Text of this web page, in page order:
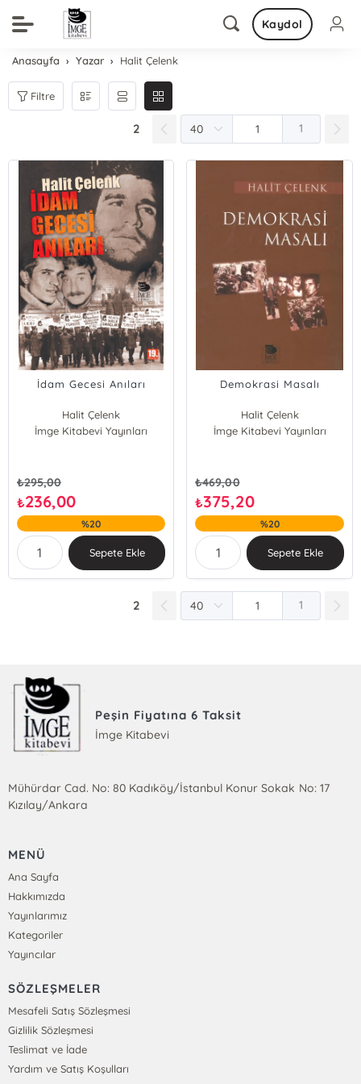
Kaydol
Anasayfa Yazar Halit Çelenk
Filtre
2 1
İdam Gecesi Anıları
Halit Çelenk
İmge Kitabevi Yayınları
₺295,00
₺236,00
%20
Sepete Ekle
Demokrasi Masalı
Halit Çelenk
İmge Kitabevi Yayınları
₺469,00
₺375,20
%20
Sepete Ekle
2 1
Peşin Fiyatına 6 Taksit
İmge Kitabevi
Mühürdar Cad. No: 80 Kadıköy/İstanbul Konur Sokak No: 17
Kızılay/Ankara
MENÜ
Ana Sayfa
Hakkımızda
Yayınlarımız
Kategoriler
Yayıncılar
SÖZLEŞMELER
Mesafeli Satış Sözleşmesi
Gizlilik Sözleşmesi
Teslimat ve İade
Yardım ve Satış Koşulları